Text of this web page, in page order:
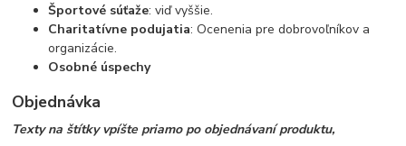
Športové súťaže: viď vyššie.
Charitatívne podujatia: Ocenenia pre dobrovoľníkov a
organizácie.
Osobné úspechy
Objednávka
Texty na štítky vpíšte priamo po objednávaní produktu,